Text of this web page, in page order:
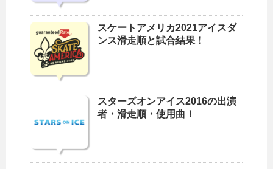
スケートアメリカ2021アイスダ
ンス滑走順と試合結果！
スターズオンアイス2016の出演
者・滑走順・使用曲！